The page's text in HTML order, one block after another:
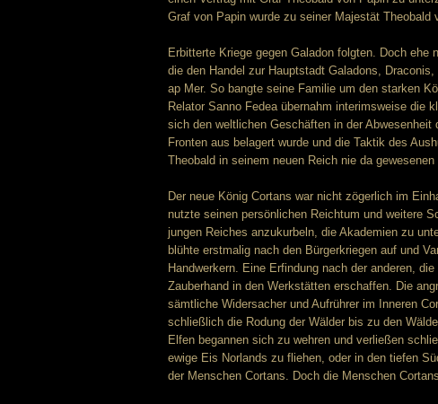
Graf von Papin wurde zu seiner Majestät Theobald
Erbitterte Kriege gegen Galadon folgten. Doch
die den Handel zur Hauptstadt Galadons,
ap Mer. So bangte seine Familie um den starken
Relator Sanno Fedea übernahm interimsweise die
sich den weltlichen Geschäften in der
Fronten aus belagert wurde und die Taktik des
Theobald in seinem neuen Reich nie da
Der neue König Cortans war nicht zögerlich im
nutzte seinen persönlichen Reichtum und weitere
jungen Reiches anzukurbeln, die Akademien zu
blühte erstmalig nach den Bürgerkriegen auf und
Handwerkern. Eine Erfindung nach der anderen,
Zauberhand in den Werkstätten erschaffen. Die
sämtliche Widersacher und Aufrührer im Inneren
schließlich die Rodung der Wälder bis zu den
Elfen begannen sich zu wehren und verließen
ewige Eis Norlands zu fliehen, oder in den tiefen
der Menschen Cortans. Doch die Menschen